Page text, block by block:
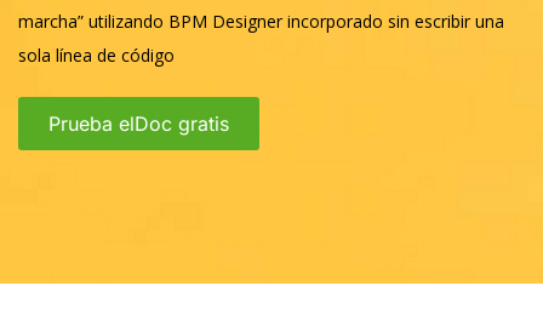
marcha” utilizando BPM Designer incorporado sin escribir una
sola línea de código
Prueba elDoc gratis